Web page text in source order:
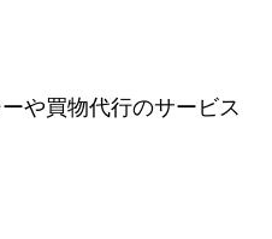
や買物代行のサービス